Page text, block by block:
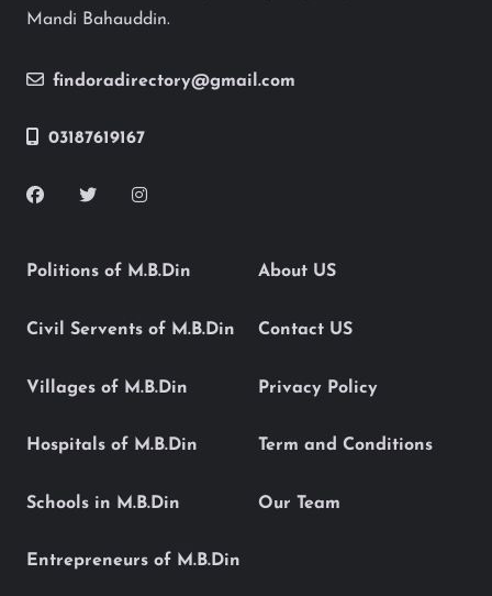
Mandi Bahauddin.
findoradirectory@gmail.com
03187619167
Politions of M.B.Din
Civil Servents of M.B.Din
Villages of M.B.Din
Hospitals of M.B.Din
Schools in M.B.Din
Entrepreneurs of M.B.Din
About US
Contact US
Privacy Policy
Term and Conditions
Our Team